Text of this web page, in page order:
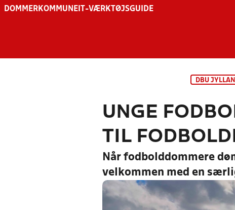
DOMMER KOMMUNE IT-VÆRKTØJSGUIDE
DBU
UNGE
TIL
Når fodbolddommere
velkommen med en